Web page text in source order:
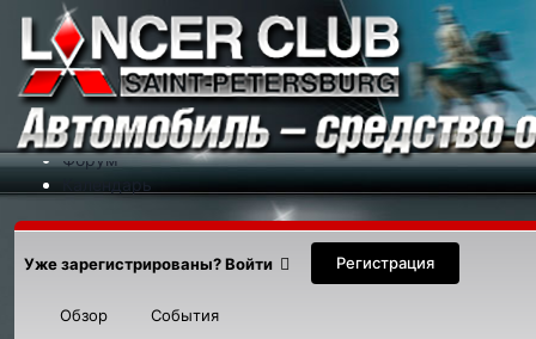
Меню
На сайт
Форум
Календарь
Новости
Контакты
Уже зарегистрированы? Войти Регистрация
Обзор События